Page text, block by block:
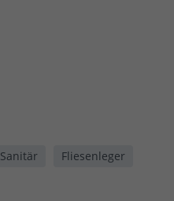
Sanitär
Fliesenleger